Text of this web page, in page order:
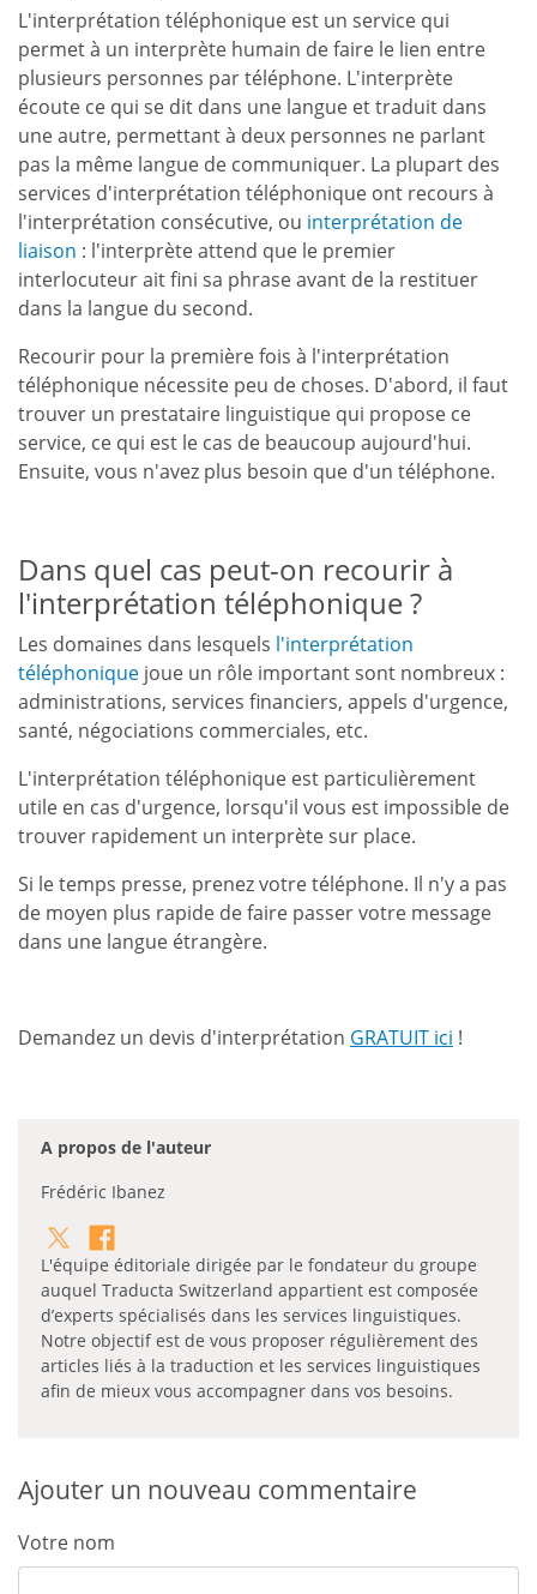
L'interprétation téléphonique est un service qui
permet à un interprète humain de faire le lien entre
plusieurs personnes par téléphone. L'interprète
écoute ce qui se dit dans une langue et traduit dans
une autre, permettant à deux personnes ne parlant
pas la même langue de communiquer. La plupart des
services d'interprétation téléphonique ont recours à
l'interprétation consécutive, ou interprétation de
liaison : l'interprète attend que le premier
interlocuteur ait fini sa phrase avant de la restituer
dans la langue du second.
Recourir pour la première fois à l'interprétation
téléphonique nécessite peu de choses. D'abord, il faut
trouver un prestataire linguistique qui propose ce
service, ce qui est le cas de beaucoup aujourd'hui.
Ensuite, vous n'avez plus besoin que d'un téléphone.
Dans quel cas peut-on recourir à
l'interprétation téléphonique ?
Les domaines dans lesquels l'interprétation
téléphonique joue un rôle important sont nombreux :
administrations, services financiers, appels d'urgence,
santé, négociations commerciales, etc.
L'interprétation téléphonique est particulièrement
utile en cas d'urgence, lorsqu'il vous est impossible de
trouver rapidement un interprète sur place.
Si le temps presse, prenez votre téléphone. Il n'y a pas
de moyen plus rapide de faire passer votre message
dans une langue étrangère.
Demandez un devis d'interprétation GRATUIT ici !
A propos de l'auteur
Frédéric Ibanez
L'équipe éditoriale dirigée par le fondateur du groupe
auquel Traducta Switzerland appartient est composée
d’experts spécialisés dans les services linguistiques.
Notre objectif est de vous proposer régulièrement des
articles liés à la traduction et les services linguistiques
afin de mieux vous accompagner dans vos besoins.
Ajouter un nouveau commentaire
Votre nom